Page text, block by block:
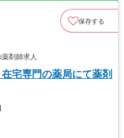
保存する
剤師求人
宅専門の薬局にて薬剤